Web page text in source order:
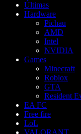
Últimas
Hardware
Pichau
AMD
Intel
NVIDIA
Games
Minecraft
Roblox
GTA
Resident
EA FC
Free fire
LoL
VALORANT